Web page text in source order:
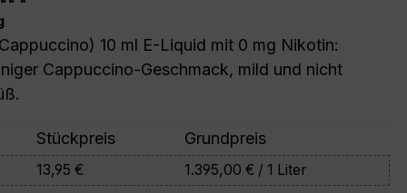
10 ml E-Liquid mit 0 mg Nikotin:
Cappuccino-Geschmack, mild und nicht
Stückpreis Grundpreis
13,95 €
1.395,00 € / 1 Liter